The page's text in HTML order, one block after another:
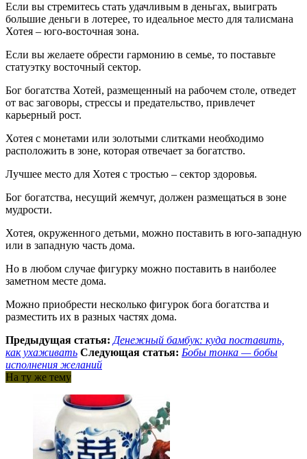
Если вы стремитесь стать удачливым в деньгах, выиграть
большие деньги в лотерее, то идеальное место для талисмана
Хотея – юго-восточная зона.
Если вы желаете обрести гармонию в семье, то поставьте
статуэтку восточный сектор.
Бог богатства Хотей, размещенный на рабочем столе, отведет
от вас заговоры, стрессы и предательство, привлечет
карьерный рост.
Хотея с монетами или золотыми слитками необходимо
расположить в зоне, которая отвечает за богатство.
Лучшее место для Хотея с тростью – сектор здоровья.
Бог богатства, несущий жемчуг, должен размещаться в зоне
мудрости.
Хотея, окруженного детьми, можно поставить в юго-западную
или в западную часть дома.
Но в любом случае фигурку можно поставить в наиболее
заметном месте дома.
Можно приобрести несколько фигурок бога богатства и
разместить их в разных частях дома.
Предыдущая статья: Денежный бамбук: куда поставить,
как ухаживать Следующая статья: Бобы тонка — бобы
исполнения желаний
На ту же тему